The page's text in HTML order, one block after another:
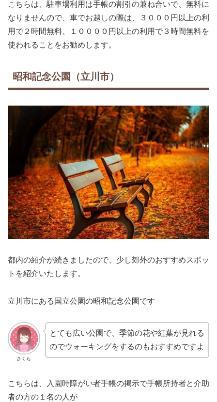
こちらは、駐車場利用は手帳の割引の兼ね合いで、無料に
なりませんので、車でお越しの際は、３０００円以上の利
用で２時間無料、１００００円以上の利用で３時間無料を
使われることをお勧めします。
昭和記念公園（立川市）
都内の紹介が続きましたので、少し郊外のおすすめスポッ
トを紹介いたします。
立川市にある国立公園の昭和記念公園です
さくら
とても広い公園で、季節の花や紅葉が見れる
のでウォーキングをするのもおすすめですよ
こちらは、入園時障がい者手帳の掲示で手帳所持者と介助
者の方の１名の人が